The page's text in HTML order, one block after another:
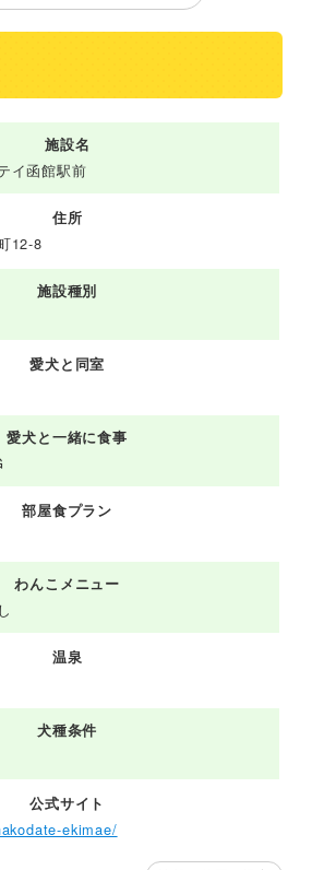
施設名
イ函館駅前
住所
12-8
施設種別
愛犬と同室
愛犬と一緒に食事
部屋食プラン
わんこメニュー
温泉
犬種条件
公式サイト
ekimae/